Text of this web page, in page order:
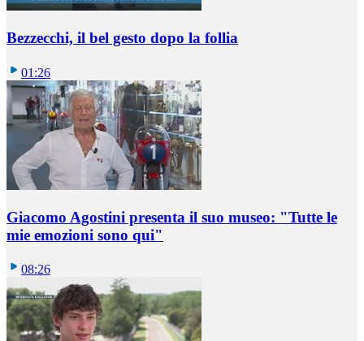
Bezzecchi, il bel gesto dopo la follia
01:26
Giacomo Agostini presenta il suo museo: "Tutte le
mie emozioni sono qui"
08:26